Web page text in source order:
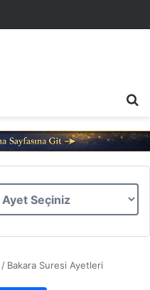
/ Bakara Suresi Ayetleri